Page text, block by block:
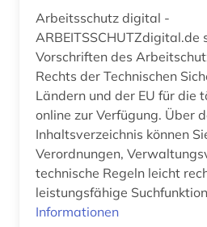
Arbeitsschutz digital -
ARBEITSSCHUTZdigital.de
Vorschriften des
Rechts der Technischen
Ländern und der EU für die
online zur Verfügung. Über
Inhaltsverzeichnis können
Verordnungen,
technische Regeln leicht
leistungsfähige
Informationen